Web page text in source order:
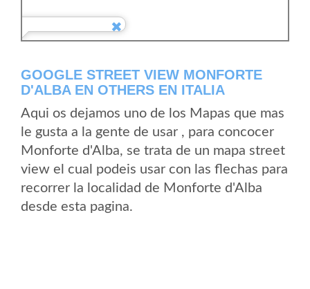
GOOGLE STREET VIEW MONFORTE
D'ALBA EN OTHERS EN ITALIA
Aqui os dejamos uno de los Mapas que mas
le gusta a la gente de usar , para concocer
Monforte d'Alba, se trata de un mapa street
view el cual podeis usar con las flechas para
recorrer la localidad de Monforte d'Alba
desde esta pagina.